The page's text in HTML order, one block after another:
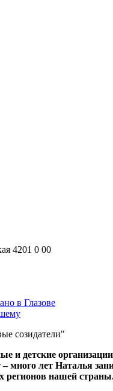
4201 0 00
в Глазове
созидатели"
и детские
много лет Наталья
нашей